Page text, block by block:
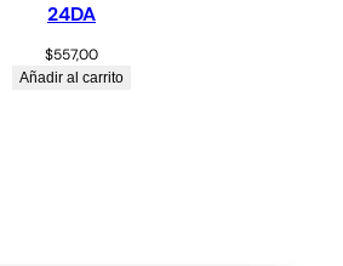
24DA
$557,00
Añadir al carrito